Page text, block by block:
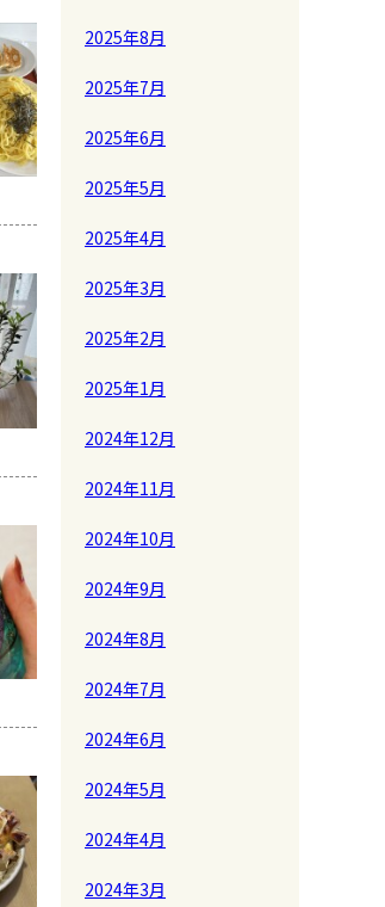
2025年8月
2025年7月
2025年6月
2025年5月
2025年4月
2025年3月
2025年2月
2025年1月
2024年12月
2024年11月
2024年10月
2024年9月
2024年8月
2024年7月
2024年6月
2024年5月
2024年4月
2024年3月